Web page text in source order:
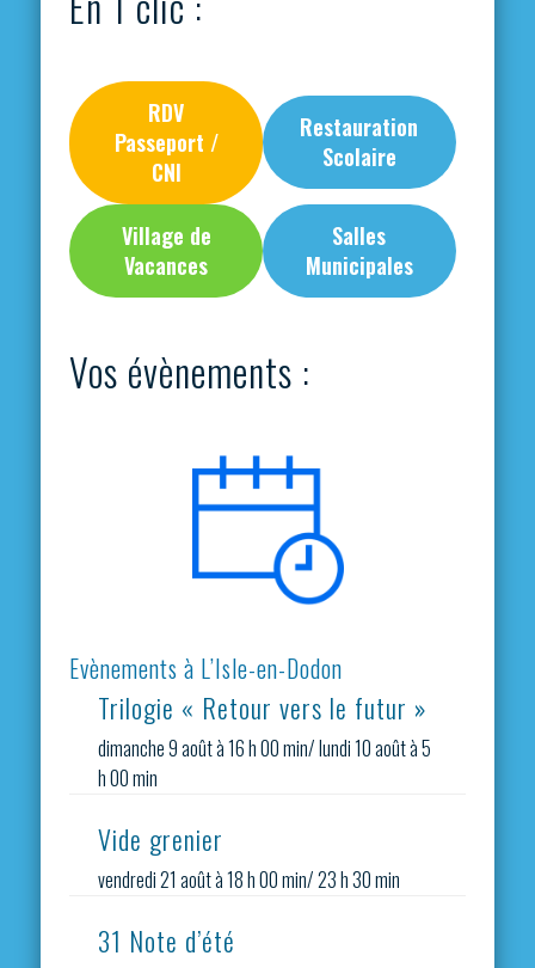
RDV
Passeport /
CNI
Restauration
Scolaire
Village de
Vacances
Salles
Municipales
Vos évènements :
Evènements à L’Isle-en-Dodon
Trilogie « Retour vers le futur »
dimanche 9 août à 16 h 00 min/lundi 10 août à 5
h 00 min
Vide grenier
vendredi 21 août à 18 h 00 min/23 h 30 min
31 Note d’été